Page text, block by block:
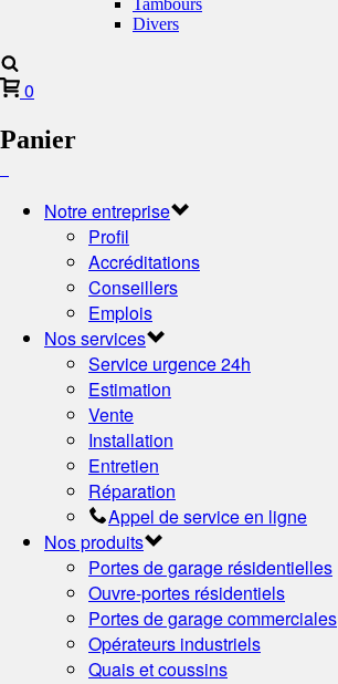
Tambours
Divers
0
Panier
Notre entreprise
Profil
Accréditations
Conseillers
Emplois
Nos services
Service urgence 24h
Estimation
Vente
Installation
Entretien
Réparation
Appel de service en ligne
Nos produits
Portes de garage résidentielles
Ouvre-portes résidentiels
Portes de garage commerciales
Opérateurs industriels
Quais et coussins